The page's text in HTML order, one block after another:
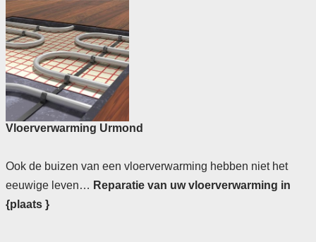
Vloerverwarming Urmond
Ook de buizen van een vloerverwarming hebben niet het
eeuwige leven… Reparatie van uw vloerverwarming in
{plaats }